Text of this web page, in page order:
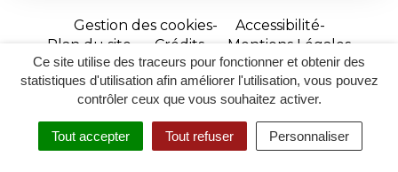
Ce site utilise des traceurs pour fonctionner et obtenir des
statistiques d'utilisation afin améliorer l'utilisation, vous pouvez
contrôler ceux que vous souhaitez activer.
Tout accepter Tout refuser Personnaliser
RECHERCHER
ACCESSIBILITÉ
Gestion des cookies
Accessibilité
Plan du site
Crédits
Mentions Légales
Site
réalisé
par
Inovagora